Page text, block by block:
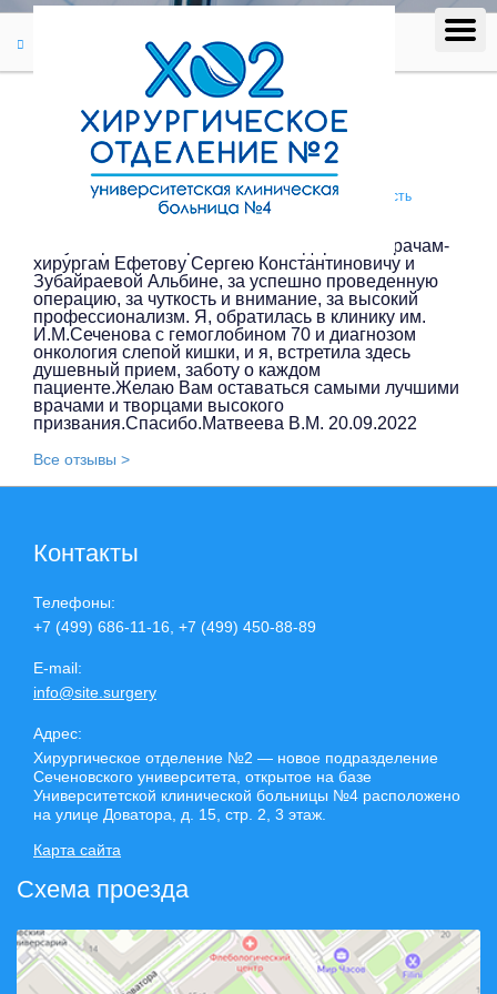
Отзыв #236
Отзыв #236
Матвеева Валентина Михайловна / Тверская область
г.Западная Двина / (21.09.2022)
Хочу выразить искреннюю благодарность врачам-
хирургам Ефетову Сергею Константиновичу и
Зубайраевой Альбине, за успешно проведенную
операцию, за чуткость и внимание, за высокий
профессионализм. Я, обратилась в клинику им.
И.М.Сеченова с гемоглобином 70 и диагнозом
онкология слепой кишки, и я, встретила здесь
душевный прием, заботу о каждом
пациенте.Желаю Вам оставаться самыми лучшими
врачами и творцами высокого
призвания.Спасибо.Матвеева В.М. 20.09.2022
Все отзывы >
Контакты
Телефоны:
+7 (499) 686-11-16, +7 (499) 450-88-89
E-mail:
info@site.surgery
Адрес:
Хирургическое отделение №2 — новое подразделение
Сеченовского университета, открытое на базе
Университетской клинической больницы №4 расположено
на улице Доватора, д. 15, стр. 2, 3 этаж.
Карта сайта
Схема проезда